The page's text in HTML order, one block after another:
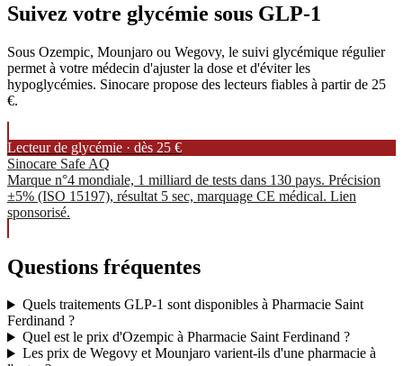
Suivez votre glycémie sous GLP-1
Sous Ozempic, Mounjaro ou Wegovy, le suivi glycémique régulier
permet à votre médecin d'ajuster la dose et d'éviter les
hypoglycémies. Sinocare propose des lecteurs fiables à partir de 25
€.
Lecteur de glycémie · dès 25 €
Sinocare Safe AQ
Marque n°4 mondiale, 1 milliard de tests dans 130 pays. Précision
±5% (ISO 15197), résultat 5 sec, marquage CE médical. Lien
sponsorisé.
Questions fréquentes
Quels traitements GLP-1 sont disponibles à Pharmacie Saint
Ferdinand ?
Quel est le prix d'Ozempic à Pharmacie Saint Ferdinand ?
Les prix de Wegovy et Mounjaro varient-ils d'une pharmacie à